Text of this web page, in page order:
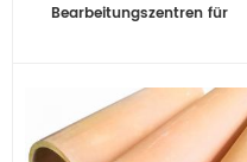
Bearbeitungszentren für